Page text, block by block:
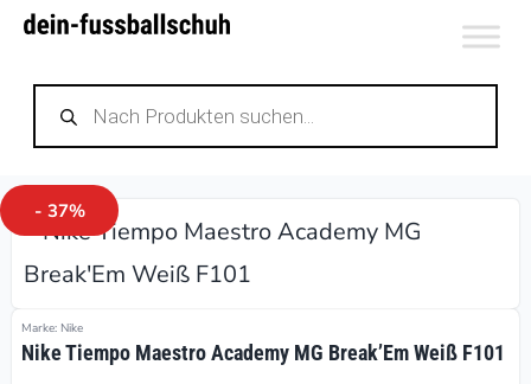
Zum
springen
Products
search
- 37%
Marke: Nike
Nike Tiempo Maestro Academy MG Break’Em Weiß F101